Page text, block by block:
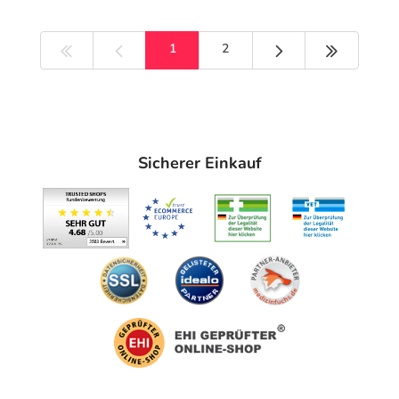
1 2 Nächste Seite
Sicherer Einkauf